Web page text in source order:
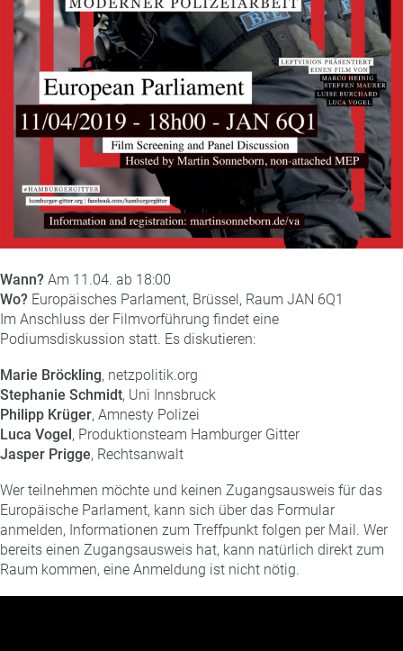
Wann? Am 11.04. ab 18:00
Wo? Europäisches Parlament, Brüssel, Raum JAN 6Q1
Im Anschluss der Filmvorführung findet eine
Podiumsdiskussion statt. Es diskutieren:
Marie Bröckling, netzpolitik.org
Stephanie Schmidt, Uni Innsbruck
Philipp Krüger, Amnesty Polizei
Luca Vogel, Produktionsteam Hamburger Gitter
Jasper Prigge, Rechtsanwalt
Wer teilnehmen möchte und keinen Zugangsausweis für das
Europäische Parlament, kann sich über das Formular
anmelden, Informationen zum Treffpunkt folgen per Mail. Wer
bereits einen Zugangsausweis hat, kann natürlich direkt zum
Raum kommen, eine Anmeldung ist nicht nötig.